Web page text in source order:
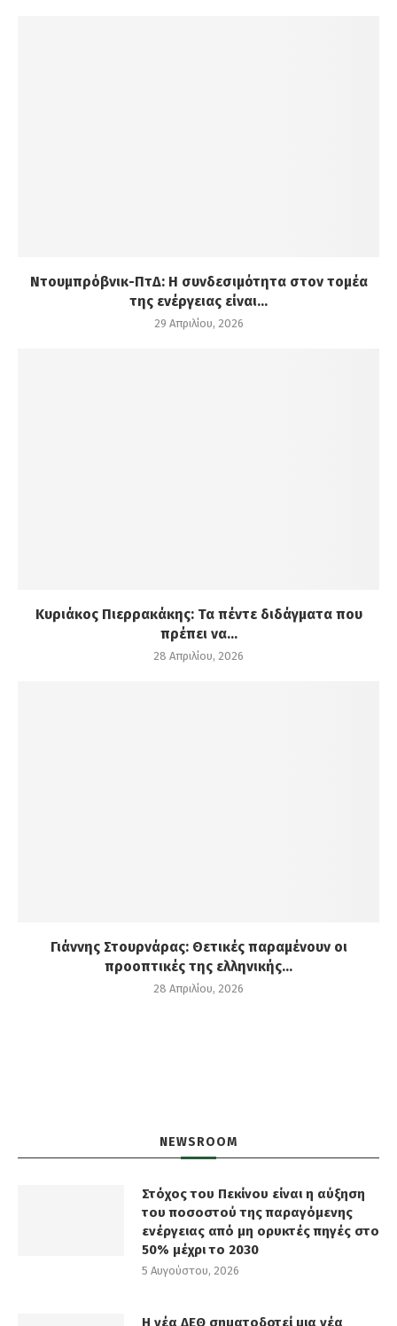
Ντουμπρόβνικ-ΠτΔ: Η συνδεσιμότητα στον τομέα
της ενέργειας είναι...
29 Απριλίου, 2026
Κυριάκος Πιερρακάκης: Τα πέντε διδάγματα που
πρέπει να...
28 Απριλίου, 2026
Γιάννης Στουρνάρας: Θετικές παραμένουν οι
προοπτικές της ελληνικής...
28 Απριλίου, 2026
NEWSROOM
Στόχος του Πεκίνου είναι η αύξηση
του ποσοστού της παραγόμενης
ενέργειας από μη ορυκτές πηγές στο
50% μέχρι το 2030
5 Αυγούστου, 2026
Η νέα ΔΕΘ σηματοδοτεί μια νέα